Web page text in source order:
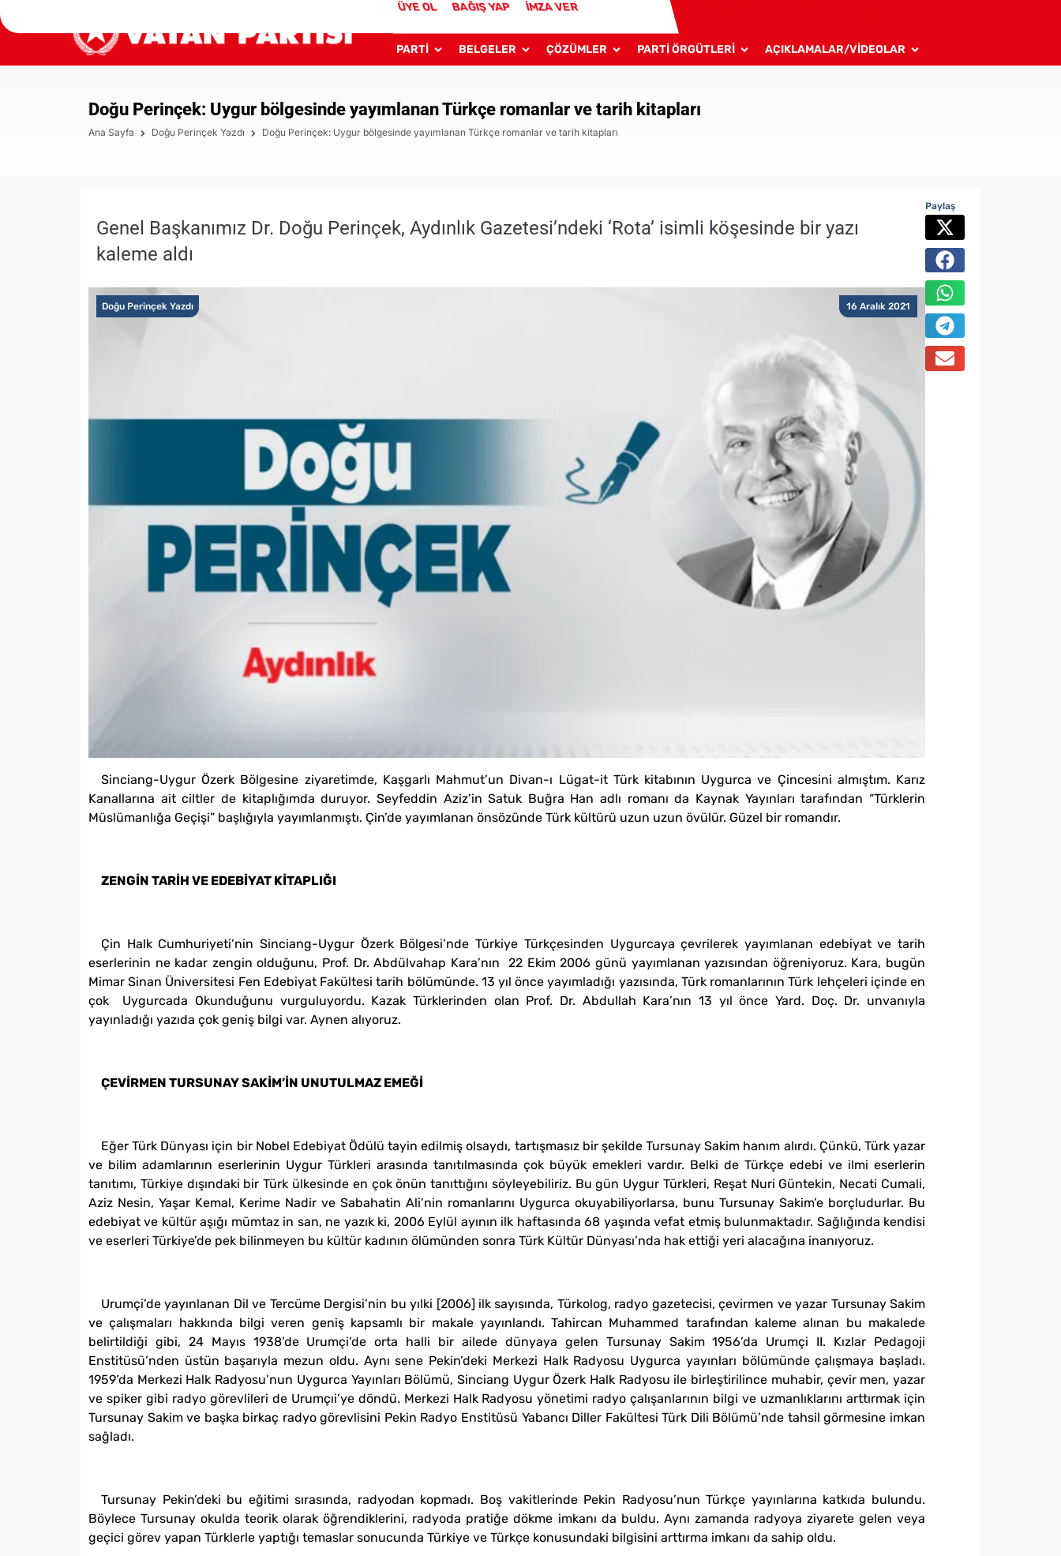
ÜYE OL BAĞIŞ YAP İMZA VER
PARTİ BELGELER ÇÖZÜMLER PARTİ ÖRGÜTLERİ AÇIKLAMALAR/VİDEOLAR
Doğu Perinçek: Uygur bölgesinde yayımlanan Türkçe romanlar ve tarih kitapları
Ana Sayfa Doğu Perinçek Yazdı Doğu Perinçek: Uygur bölgesinde yayımlanan Türkçe romanlar ve tarih kitapları
Genel Başkanımız Dr. Doğu Perinçek, Aydınlık Gazetesi’ndeki ‘Rota’ isimli köşesinde bir yazı
kaleme aldı
16 Aralık 2021
Doğu Perinçek Yazdı
Sinciang-Uygur Özerk Bölgesine ziyaretimde, Kaşgarlı Mahmut’un Divan-ı Lügat-it Türk kitabının Uygurca ve Çincesini almıştım. Karız
Kanallarına ait ciltler de kitaplığımda duruyor. Seyfeddin Aziz’in Satuk Buğra Han adlı romanı da Kaynak Yayınları tarafından “Türklerin
Müslümanlığa Geçişi” başlığıyla yayımlanmıştı. Çin’de yayımlanan önsözünde Türk kültürü uzun uzun övülür. Güzel bir romandır.
ZENGİN TARİH VE EDEBİYAT KİTAPLIĞI
Çin Halk Cumhuriyeti’nin Sinciang-Uygur Özerk Bölgesi’nde Türkiye Türkçesinden Uygurcaya çevrilerek yayımlanan edebiyat ve tarih
eserlerinin ne kadar zengin olduğunu, Prof. Dr. Abdülvahap Kara’nın 22 Ekim 2006 günü yayımlanan yazısından öğreniyoruz. Kara, bugün
Mimar Sinan Üniversitesi Fen Edebiyat Fakültesi tarih bölümünde. 13 yıl önce yayımladığı yazısında, Türk romanlarının Türk lehçeleri içinde en
çok Uygurcada Okunduğunu vurguluyordu. Kazak Türklerinden olan Prof. Dr. Abdullah Kara’nın 13 yıl önce Yard. Doç. Dr. unvanıyla
yayınladığı yazıda çok geniş bilgi var. Aynen alıyoruz.
ÇEVİRMEN TURSUNAY SAKİM’İN UNUTULMAZ EMEĞİ
Eğer Türk Dünyası için bir Nobel Edebiyat Ödülü tayin edilmiş olsaydı‚ tartışmasız bir şekilde Tursunay Sakim hanım alırdı. Çünkü‚ Türk yazar
ve bilim adamlarının eserlerinin Uygur Türkleri arasında tanıtılmasında çok büyük emekleri vardır. Belki de Türkçe edebi ve ilmi eserlerin
tanıtımı‚ Türkiye dışındaki bir Türk ülkesinde en çok önün tanıttığını söyleyebiliriz. Bu gün Uygur Türkleri‚ Reşat Nuri Güntekin‚ Necati Cumali‚
Aziz Nesin‚ Yaşar Kemal, Kerime Nadir ve Sabahatin Ali’nin romanlarını Uygurca okuyabiliyorlarsa‚ bunu Tursunay Sakim’e borçludurlar. Bu
edebiyat ve kültür aşığı mümtaz in san‚ ne yazık ki‚ 2006 Eylül ayının ilk haftasında 68 yaşında vefat etmiş bulunmaktadır. Sağlığında kendisi
ve eserleri Türkiye’de pek bilinmeyen bu kültür kadının ölümünden sonra Türk Kültür Dünyası’nda hak ettiği yeri alacağına inanıyoruz.
Urumçi’de yayınlanan Dil ve Tercüme Dergisi’nin bu yılki [2006] ilk sayısında‚ Türkolog‚ radyo gazetecisi‚ çevirmen ve yazar Tursunay Sakim
ve çalışmaları hakkında bilgi veren geniş kapsamlı bir makale yayınlandı. Tahircan Muhammed tarafından kaleme alınan bu makalede
belirtildiği gibi‚ 24 Mayıs 1938’de Urumçi’de orta halli bir ailede dünyaya gelen Tursunay Sakim 1956’da Urumçi II. Kızlar Pedagoji
Enstitüsü’nden üstün başarıyla mezun oldu. Aynı sene Pekin’deki Merkezi Halk Radyosu Uygurca yayınları bölümünde çalışmaya başladı.
1959’da Merkezi Halk Radyosu’nun Uygurca Yayınları Bölümü‚ Sinciang Uygur Özerk Halk Radyosu ile birleştirilince muhabir‚ çevir men‚ yazar
ve spiker gibi radyo görevlileri de Urumçıi’ye döndü. Merkezi Halk Radyosu yönetimi radyo çalışanlarının bilgi ve uzmanlıklarını arttırmak için
Tursunay Sakim ve başka birkaç radyo görevlisini Pekin Radyo Enstitüsü Yabancı Diller Fakültesi Türk Dili Bölümü’nde tahsil görmesine imkan
sağladı.
Tursunay Pekin’deki bu eğitimi sırasında‚ radyodan kopmadı. Boş vakitlerinde Pekin Radyosu’nun Türkçe yayınlarına katkıda bulundu.
Böylece Tursunay okulda teorik olarak öğrendiklerini‚ radyoda pratiğe dökme imkanı da buldu. Aynı zamanda radyoya ziyarete gelen veya
geçici görev yapan Türklerle yaptığı temaslar sonucunda Türkiye ve Türkçe konusundaki bilgisini arttırma imkanı da sahip oldu.
Paylaş